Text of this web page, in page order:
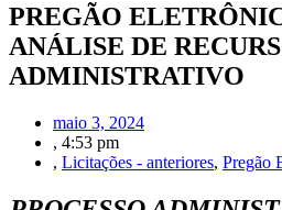
PREGÃO
ANÁLISE DE
ADMINISTRATIVO
maio 3, 2024
, 4:53 pm
, Licitações - anteriores, Pregão